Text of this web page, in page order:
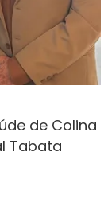
de Colina
Tabata